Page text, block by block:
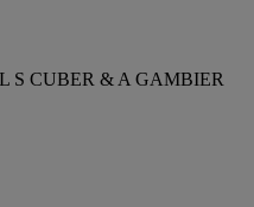
S CUBER & A GAMBIER